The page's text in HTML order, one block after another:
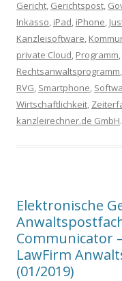
Gericht, Gerichtspost,
Inkasso, iPad, iPhone,
Kanzleisoftware,
private Cloud, Programm,
Rechtsanwaltsprogramm,
RVG, Smartphone,
Wirtschaftlichkeit,
kanzleirechner.de GmbH.
Elektronische
Communicator
LawFirm
(01/2019)